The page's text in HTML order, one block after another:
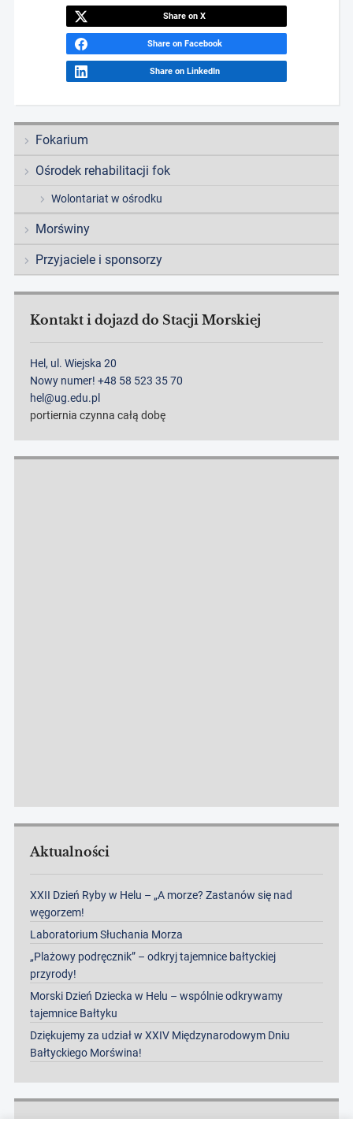
Fokarium
Ośrodek rehabilitacji fok
Wolontariat w ośrodku
Morświny
Przyjaciele i sponsorzy
Kontakt i dojazd do Stacji Morskiej
Hel, ul. Wiejska 20
Nowy numer! +48 58 523 35 70
hel@ug.edu.pl
portiernia czynna całą dobę
Share on X
Share on Facebook
Share on LinkedIn
Aktualności
XXII Dzień Ryby w Helu – „A morze? Zastanów się nad
węgorzem!
Laboratorium Słuchania Morza
„Plażowy podręcznik” – odkryj tajemnice bałtyckiej
przyrody!
Morski Dzień Dziecka w Helu – wspólnie odkrywamy
tajemnice Bałtyku
Dziękujemy za udział w XXIV Międzynarodowym Dniu
Bałtyckiego Morświna!